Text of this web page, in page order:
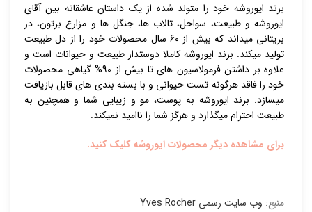
برند ایوروشه خود را متولد شده از یک داستان عاشقانه بین آقای
ایوروشه و طبیعت، سواحل، تالاب ها، جنگل ها و مزارع برتون، در
بریتانی میداند که بیش از 60 سال محصولات خود را از دل طبیعت
تولید میکند. برند ایوروشه کاملا دوستدار طبیعت و حیوانات است و
علاوه بر داشتن فرمولاسیون های تا بیش از 90% گیاهی محصولات
خود را فاقد هرگونه تست حیوانی و با بسته بندی های قابل بازیافت
میسازد. برند ایوروشه به پوست، مو و زیبایی شما و همچنین به
طبیعت احترام میگذارد و هرگز شما را ناامید نمیکند.
برای مشاهده دیگر محصولات ایوروشه کلیک کنید.
منبع: وب سایت رسمی Yves Rocher